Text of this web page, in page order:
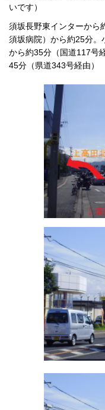
いです）
須坂長野東インターから
須坂病院）から約25分。
から約35分（国道117号
45分（県道343号経由）